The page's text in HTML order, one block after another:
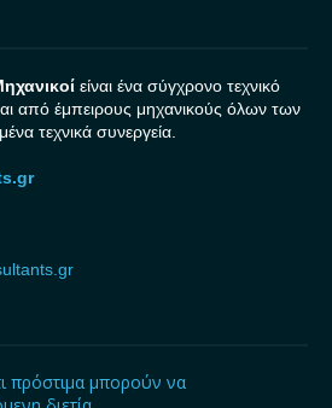
είναι ένα σύγχρονο τεχνικό
από έμπειρους μηχανικούς όλων των
τεχνικά συνεργεία.
πρόστιμα μπορούν να